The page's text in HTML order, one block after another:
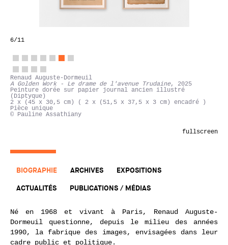
6/11
Renaud Auguste-Dormeuil
Tapisserie dite de la rencontre, 2025
Hope It Was Worth It (Ciel du 4 octobre 1669 - Amsterdam -
mort de Rembrandt )
Tapisserie Aubusson XVIIe siècle sur châssis, encre de
chine et peinture or
245 x 146 x 5 cm
BIOGRAPHIE ARCHIVES
EXPOSITIONS
Né en 1968 et vivant à Paris, Renaud Auguste-
Dormeuil questionne, depuis le milieu des années